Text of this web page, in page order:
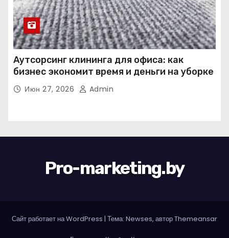
Аутсорсинг клининга для офиса: как
бизнес экономит время и деньги на уборке
Июн 27, 2026 Admin
Pro-marketing.by
Сайт работает на WordPress | Тема: Newses, авторThemeansar